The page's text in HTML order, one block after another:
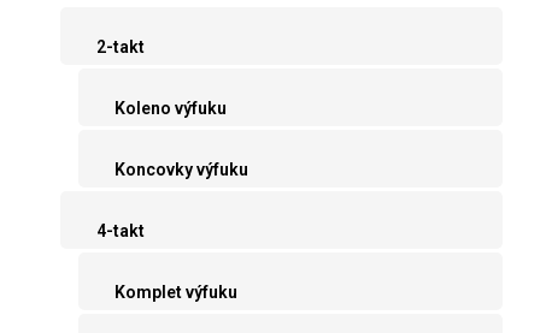
2-takt
Koleno výfuku
Koncovky výfuku
4-takt
Komplet výfuku